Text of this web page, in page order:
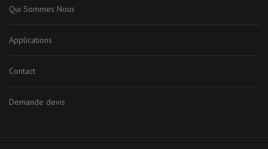
Qui Sommes Nous
Applications
Contact
Demande devis